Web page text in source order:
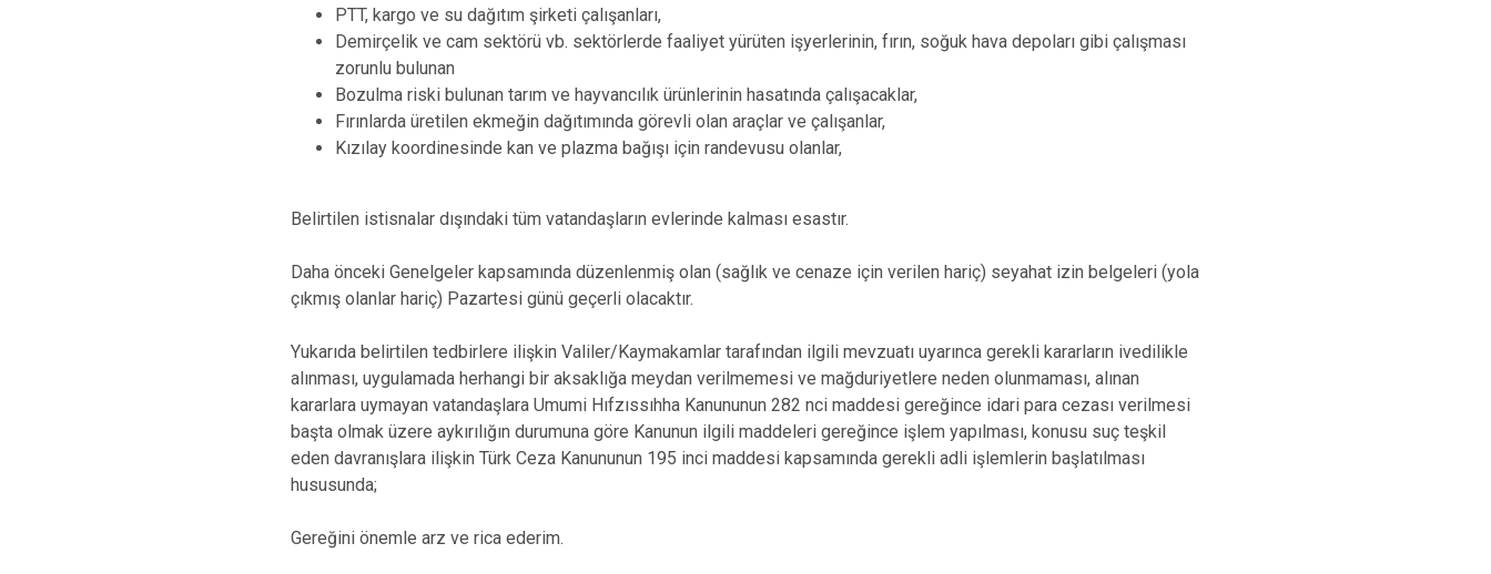
PTT, kargo ve su dağıtım şirketi çalışanları,
Demirçelik ve cam sektörü vb. sektörlerde faaliyet yürüten işyerlerinin, fırın, soğuk hava depoları gibi çalışması
zorunlu bulunan
Bozulma riski bulunan tarım ve hayvancılık ürünlerinin hasatında çalışacaklar,
Fırınlarda üretilen ekmeğin dağıtımında görevli olan araçlar ve çalışanlar,
Kızılay koordinesinde kan ve plazma bağışı için randevusu olanlar,
Belirtilen istisnalar dışındaki tüm vatandaşların evlerinde kalması esastır.
Daha önceki Genelgeler kapsamında düzenlenmiş olan (sağlık ve cenaze için verilen hariç) seyahat izin belgeleri (yola
çıkmış olanlar hariç) Pazartesi günü geçerli olacaktır.
Yukarıda belirtilen tedbirlere ilişkin Valiler/Kaymakamlar tarafından ilgili mevzuatı uyarınca gerekli kararların ivedilikle
alınması, uygulamada herhangi bir aksaklığa meydan verilmemesi ve mağduriyetlere neden olunmaması, alınan
kararlara uymayan vatandaşlara Umumi Hıfzıssıhha Kanununun 282 nci maddesi gereğince idari para cezası verilmesi
başta olmak üzere aykırılığın durumuna göre Kanunun ilgili maddeleri gereğince işlem yapılması, konusu suç teşkil
eden davranışlara ilişkin Türk Ceza Kanununun 195 inci maddesi kapsamında gerekli adli işlemlerin başlatılması
hususunda;
Gereğini önemle arz ve rica ederim.